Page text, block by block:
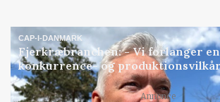
CAP-I-DANMARK
Fjerkræbranchen: - Vi forlanger
konkurrence- og
Annonce